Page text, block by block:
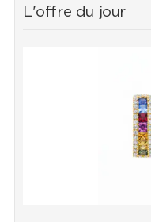
L'offre du jour